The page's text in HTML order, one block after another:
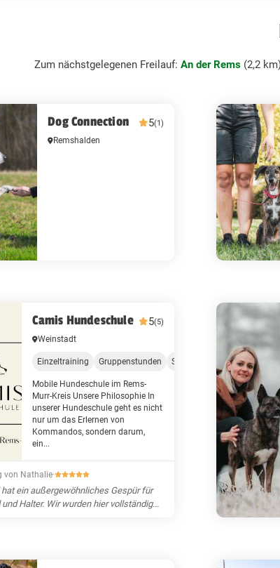
Zum nächstgelegenen Freilauf: An der Rems (2,2
Dog Connection 5(1)
Remshalden
Camis Hundeschule 5(5)
Weinstadt
Einzeltraining Gruppenstunden Social Walks
Mobile Hundeschule im Rems-
Murr-Kreis Unsere Philosophie In
unserer Hundeschule geht es nicht
nur um das Erlernen von
Kommandos, sondern darum,
ein...
von Nathalie·
hat ein außergewöhnliches Gespür für
und Halter. Wir wurden hier vollständig...